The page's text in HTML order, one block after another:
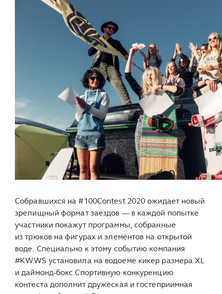
Собравшихся на #100Contest 2020 ожидает новый
зрелищный формат заездов — в каждой попытке
участники покажут программы, собранные
из трюков на фигурах и элементов на открытой
воде. Специально к этому событию компания
#KWWS установила на водоеме кикер размера XL
и даймонд-бокс.Спортивную конкуренцию
контеста дополнит дружеская и гостеприимная